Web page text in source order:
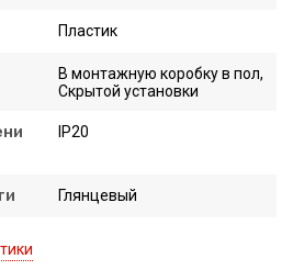
Пластик
В монтажную коробку в пол,
Скрытой установки
IP20
Глянцевый